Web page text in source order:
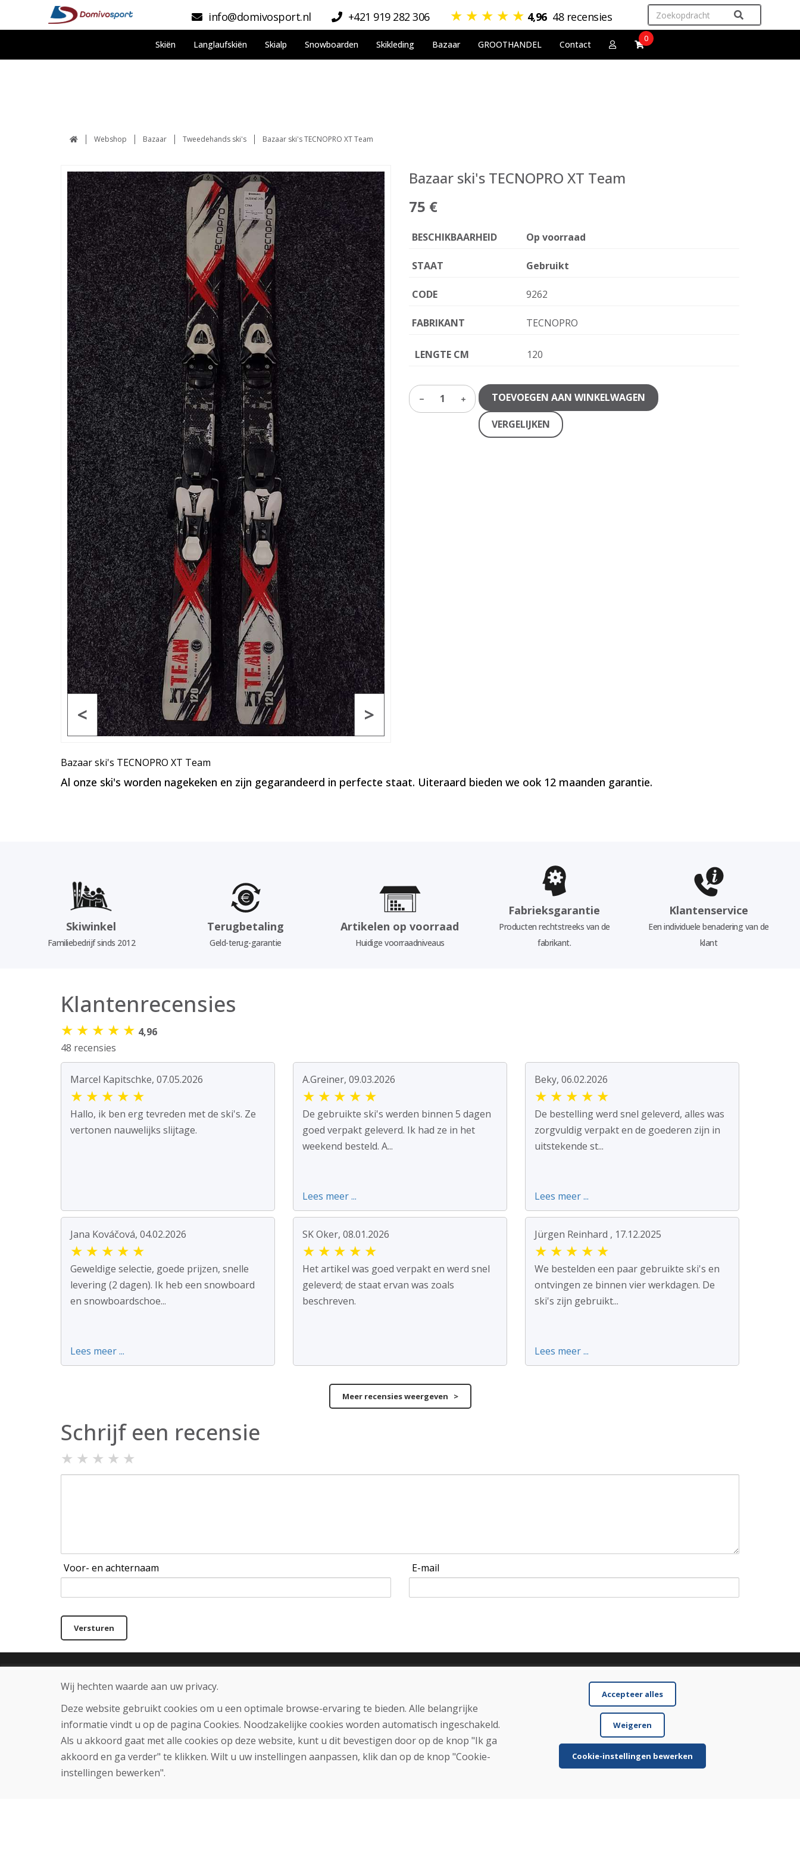
info@domivosport.nl +421 919 282 306 ★ ★ ★ ★ ★ 4,96 48 recensies
Skiën Langlaufskiën Skialp Snowboarden Skikleding Bazaar GROOTHANDEL Contact
0
Webshop Bazaar Tweedehands ski's Bazaar ski's TECNOPRO XT Team
>
<
Bazaar ski's TECNOPRO XT Team
75 €
BESCHIKBAARHEID Op voorraad
STAAT Gebruikt
CODE 9262
FABRIKANT TECNOPRO
LENGTE CM 120
1 TOEVOEGEN AAN WINKELWAGEN
VERGELIJKEN
Bazaar ski's TECNOPRO XT Team
Al onze ski's worden nagekeken en zijn gegarandeerd in perfecte staat. Uiteraard bieden we ook 12 maanden garantie.
Skiwinkel
Familiebedrijf sinds 2012
Terugbetaling
Geld-terug-garantie
Artikelen op voorraad
Huidige voorraadniveaus
Fabrieksgarantie
Producten rechtstreeks van de
fabrikant.
Klantenservice
Een individuele benadering van de
klant
Klantenrecensies
★ ★ ★ ★ ★ 4,96
48 recensies
Marcel Kapitschke, 07.05.2026
★ ★ ★ ★ ★
Hallo, ik ben erg tevreden met de ski's. Ze
vertonen nauwelijks slijtage.
A.Greiner, 09.03.2026
★ ★ ★ ★ ★
De gebruikte ski's werden binnen 5 dagen
goed verpakt geleverd. Ik had ze in het
weekend besteld. A...
Lees meer ...
Beky, 06.02.2026
★ ★ ★ ★ ★
De bestelling werd snel geleverd, alles was
zorgvuldig verpakt en de goederen zijn in
uitstekende st...
Lees meer ...
Jana Kováčová, 04.02.2026
★ ★ ★ ★ ★
Geweldige selectie, goede prijzen, snelle
levering (2 dagen). Ik heb een snowboard
en snowboardschoe...
Lees meer ...
SK Oker, 08.01.2026
★ ★ ★ ★ ★
Het artikel was goed verpakt en werd snel
geleverd; de staat ervan was zoals
beschreven.
Jürgen Reinhard , 17.12.2025
★ ★ ★ ★ ★
We bestelden een paar gebruikte ski's en
ontvingen ze binnen vier werkdagen. De
ski's zijn gebruikt...
Lees meer ...
Meer recensies weergeven >
Schrijf een recensie
★ ★ ★ ★ ★
Voor- en achternaam E-mail
Versturen
info@domivosport.nl
Blog
Over ons
Winkel
Contact
Algemene voorwaarden
Vervoer
Betaling
Klacht
Retourneren en ruilen van
Wij hechten waarde aan uw privacy.
Deze website gebruikt cookies om u een optimale browse-ervaring te bieden. Alle belangrijke
informatie vindt u op de pagina Cookies. Noodzakelijke cookies worden automatisch ingeschakeld.
Als u akkoord gaat met alle cookies op deze website, kunt u dit bevestigen door op de knop "Ik ga
akkoord en ga verder" te klikken. Wilt u uw instellingen aanpassen, klik dan op de knop "Cookie-
instellingen bewerken".
Accepteer alles
Weigeren
Cookie-instellingen bewerken